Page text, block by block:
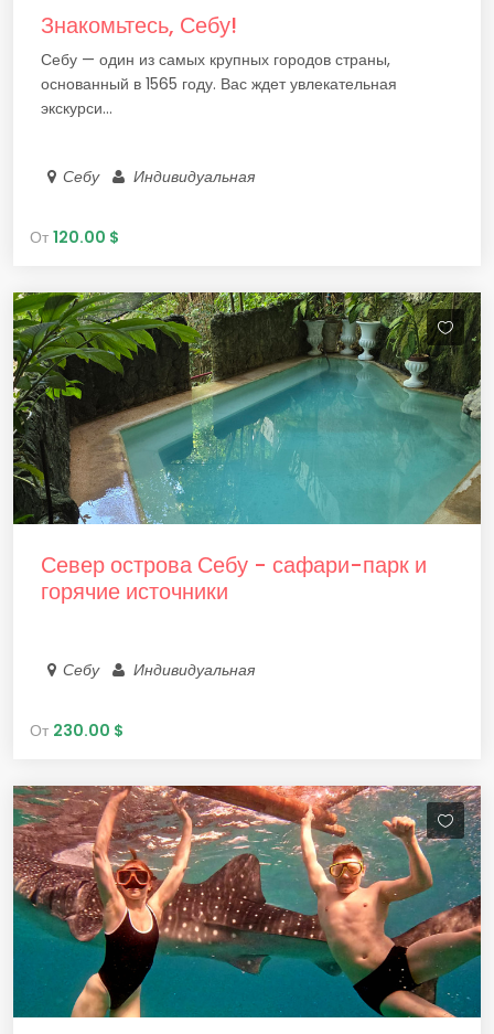
Знакомьтесь, Себу!
Себу — один из самых крупных городов страны,
основанный в 1565 году. Вас ждет увлекательная
экскурси...
Себу Индивидуальная
От 120.00 $
Север острова Себу - сафари-парк и
горячие источники
Себу Индивидуальная
От 230.00 $